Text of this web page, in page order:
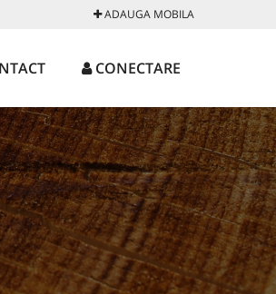
ADAUGA MOBILA
CONECTARE